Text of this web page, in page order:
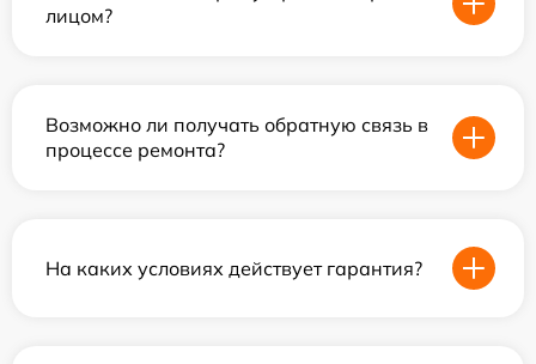
лицом?
Возможно ли получать обратную связь в
процессе ремонта?
На каких условиях действует гарантия?